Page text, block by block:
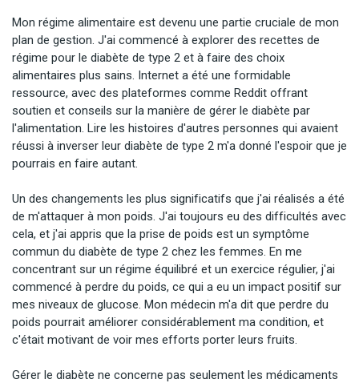
Mon régime alimentaire est devenu une partie cruciale de mon
plan de gestion. J'ai commencé à explorer des recettes de
régime pour le diabète de type 2 et à faire des choix
alimentaires plus sains. Internet a été une formidable
ressource, avec des plateformes comme Reddit offrant
soutien et conseils sur la manière de gérer le diabète par
l'alimentation. Lire les histoires d'autres personnes qui avaient
réussi à inverser leur diabète de type 2 m'a donné l'espoir que je
pourrais en faire autant.
Un des changements les plus significatifs que j'ai réalisés a été
de m'attaquer à mon poids. J'ai toujours eu des difficultés avec
cela, et j'ai appris que la prise de poids est un symptôme
commun du diabète de type 2 chez les femmes. En me
concentrant sur un régime équilibré et un exercice régulier, j'ai
commencé à perdre du poids, ce qui a eu un impact positif sur
mes niveaux de glucose. Mon médecin m'a dit que perdre du
poids pourrait améliorer considérablement ma condition, et
c'était motivant de voir mes efforts porter leurs fruits.
Gérer le diabète ne concerne pas seulement les médicaments